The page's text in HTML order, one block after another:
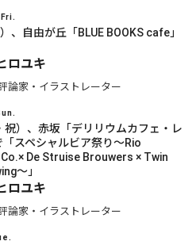
、自由が丘「BLUE BOOKS cafe」
ロユキ
論家・イラストレーター
祝）、赤坂「デリリウムカフェ・レ
スペシャルビア祭り～Rio
De Struise Brouwers × Twin
～」
ロユキ
論家・イラストレーター